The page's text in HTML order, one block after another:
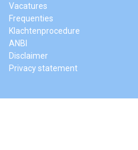
Vacatures
Frequenties
Klachtenprocedure
ANBI
Disclaimer
Privacy statement